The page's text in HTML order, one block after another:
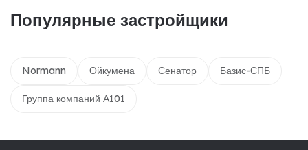
Популярные застройщики
Normann Ойкумена Сенатор Базис-СПБ
Группа компаний А101